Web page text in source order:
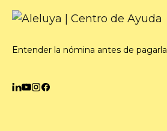
Entender la nómina antes de pagarla